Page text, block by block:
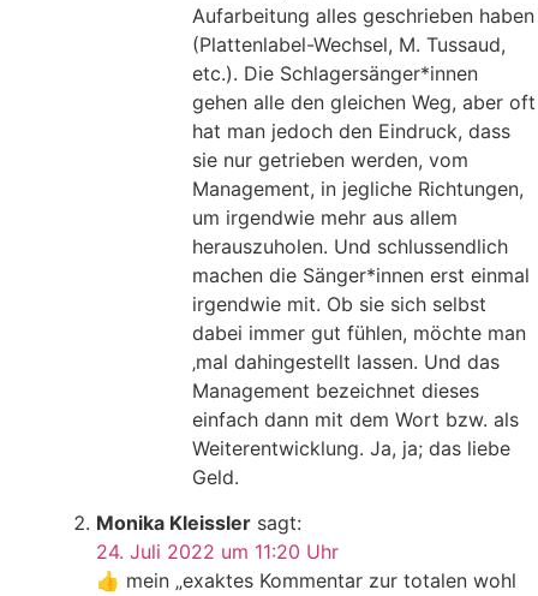
Aufarbeitung alles geschrieben haben
(Plattenlabel-Wechsel, M. Tussaud,
etc.). Die Schlagersänger*innen
gehen alle den gleichen Weg, aber oft
hat man jedoch den Eindruck, dass
sie nur getrieben werden, vom
Management, in jegliche Richtungen,
um irgendwie mehr aus allem
herauszuholen. Und schlussendlich
machen die Sänger*innen erst einmal
irgendwie mit. Ob sie sich selbst
dabei immer gut fühlen, möchte man
‚mal dahingestellt lassen. Und das
Management bezeichnet dieses
einfach dann mit dem Wort bzw. als
Weiterentwicklung. Ja, ja; das liebe
Geld.
Monika Kleissler sagt:
24. Juli 2022 um 11:20 Uhr
👍 mein „exaktes Kommentar zur totalen wohl